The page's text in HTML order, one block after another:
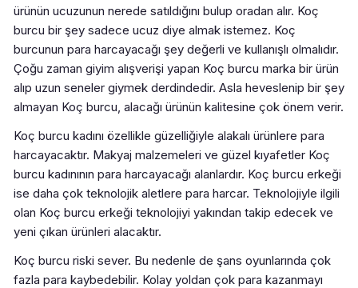
ürünün ucuzunun nerede satıldığını bulup oradan alır. Koç
burcu bir şey sadece ucuz diye almak istemez. Koç
burcunun para harcayacağı şey değerli ve kullanışlı olmalıdır.
Çoğu zaman giyim alışverişi yapan Koç burcu marka bir ürün
alıp uzun seneler giymek derdindedir. Asla heveslenip bir şey
almayan Koç burcu, alacağı ürünün kalitesine çok önem verir.
Koç burcu kadını özellikle güzelliğiyle alakalı ürünlere para
harcayacaktır. Makyaj malzemeleri ve güzel kıyafetler Koç
burcu kadınının para harcayacağı alanlardır. Koç burcu erkeği
ise daha çok teknolojik aletlere para harcar. Teknolojiyle ilgili
olan Koç burcu erkeği teknolojiyi yakından takip edecek ve
yeni çıkan ürünleri alacaktır.
Koç burcu riski sever. Bu nedenle de şans oyunlarında çok
fazla para kaybedebilir. Kolay yoldan çok para kazanmayı